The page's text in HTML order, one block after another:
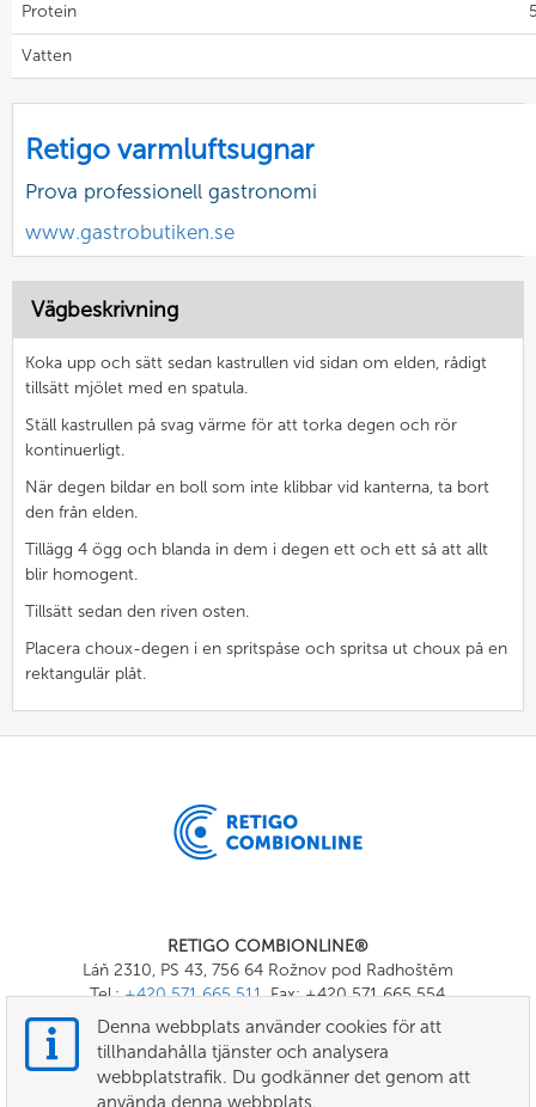
Protein
Vatten
Retigo varmluftsugnar
Prova professionell gastronomi
www.gastrobutiken.se
Vägbeskrivning
Koka upp och sätt sedan kastrullen vid sidan om elden, rådigt
tillsätt mjölet med en spatula.
Ställ kastrullen på svag värme för att torka degen och rör
kontinuerligt.
När degen bildar en boll som inte klibbar vid kanterna, ta bort
den från elden.
Tillägg 4 ögg och blanda in dem i degen ett och ett så att allt
blir homogent.
Tillsätt sedan den riven osten.
Placera choux-degen i en spritspåse och spritsa ut choux på en
rektangulär plåt.
RETIGO COMBIONLINE®
Láň 2310, PS 43, 756 64 Rožnov pod Radhoštěm
Tel.:+420 571 665 511, Fax: +420 571 665 554
E-mail:
info@combionline.com
OnlineMenu
Denna webbplats använder cookies för att
tillhandahålla tjänster och analysera
webbplatstrafik. Du godkänner det genom att
använda denna webbplats.